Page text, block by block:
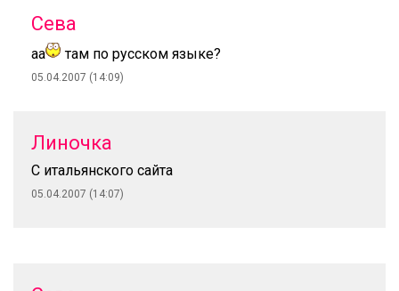
Сева
аа там по русском языке?
05.04.2007 (14:09)
Линочка
С итальянского сайта
05.04.2007 (14:07)